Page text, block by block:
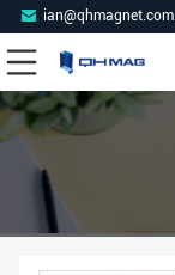
ian@qhmagnet.com